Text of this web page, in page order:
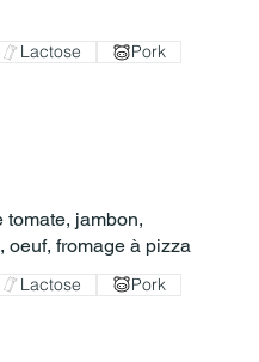
Lactose Pork
jambon,
oeuf, fromage à pizza
Lactose Pork